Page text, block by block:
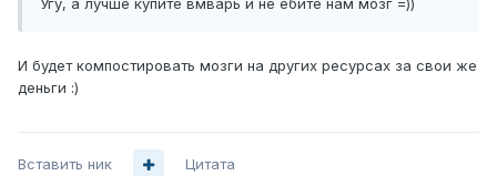
Угу, а лучше купите вмварь и не ебите нам мозг =))
И будет компостировать мозги на других ресурсах за свои же
деньги :)
Вставить ник Цитата